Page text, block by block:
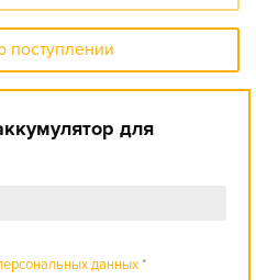
поступлении
для
данных*